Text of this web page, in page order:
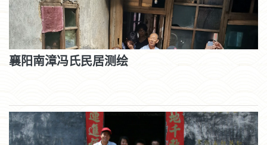
襄阳南漳冯氏民居测绘